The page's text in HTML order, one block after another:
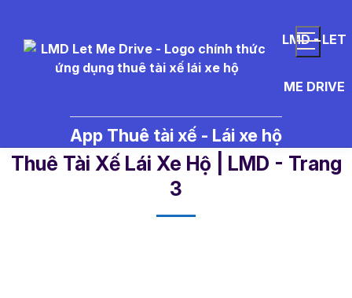
LMD - LET
ME DRIVE
App Thuê tài xế - Lái xe hộ
lời chúc năm mới 2026 - Tin Tức
Thuê Tài Xế Lái Xe Hộ | LMD - Trang
3​